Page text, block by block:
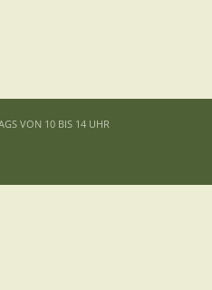
VON 10 BIS 14 UHR